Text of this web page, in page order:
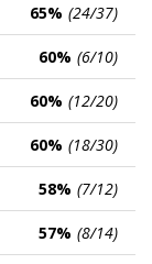
65% (24/37)
60% (6/10)
60% (12/20)
60% (18/30)
58% (7/12)
57% (8/14)